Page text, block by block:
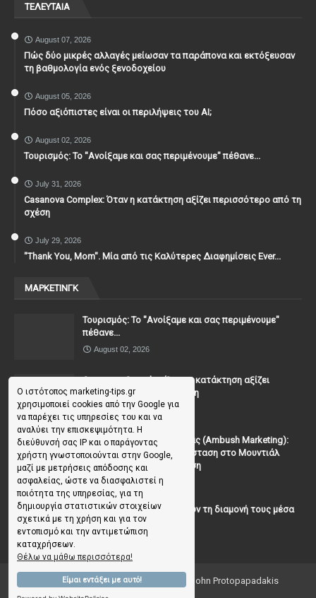
Ο ιστότοπος marketing-tips.gr
χρησιμοποιεί cookies από την Google για
να παρέχει τις υπηρεσίες του και να
αναλύει την επισκεψιμότητα. Η
διεύθυνσή σας IP και ο παράγοντας
χρήστη γνωστοποιούνται στην Google,
μαζί με μετρήσεις απόδοσης και
ασφαλείας, ώστε να διασφαλιστεί η
ποιότητα της υπηρεσίας, για τη
δημιουργία στατιστικών στοιχείων
σχετικά με τη χρήση και για τον
εντοπισμό και την αντιμετώπιση
καταχρήσεων.
Θέλω να μάθω περισσότερα!
Είμαι εντάξει με αυτό!
ΤΕΛΕΥΤΑΙΑ
August 07, 2026
Πώς δύο μικρές αλλαγές μείωσαν τα παράπονα και εκτόξευσαν
τη βαθμολογία ενός ξενοδοχείου
August 05, 2026
Πόσο αξιόπιστες είναι οι περιλήψεις του ΑΙ;
August 02, 2026
Τουρισμός: Το "Ανοίξαμε και σας περιμένουμε" πέθανε...
July 31, 2026
Casanova Complex: Όταν η κατάκτηση αξίζει περισσότερο από τη
σχέση
July 29, 2026
"Thank You, Mοm". Μία από τις Καλύτερες Διαφημίσεις Ever...
ΜΑΡΚΕΤΙΝΓΚ
Τουρισμός: Το "Ανοίξαμε και σας περιμένουμε"
πέθανε...
August 02, 2026
Casanova Complex: Όταν η κατάκτηση αξίζει
περισσότερο από τη σχέση
July 31, 2026
To Μάρκετινγκ της Ενέδρας (Ambush Marketing):
Πώς να κλέψεις την παράσταση στο Μουντιάλ
χωρίς (επίσημη) πρόσκληση
July 19, 2026
Γιατί οι επισκέπτες ξεχνούν τη διαμονή τους μέσα
σε 48 ώρες;
July 10, 2026
Copyright ©2026 Marketing Tips | by John Protopapadakis